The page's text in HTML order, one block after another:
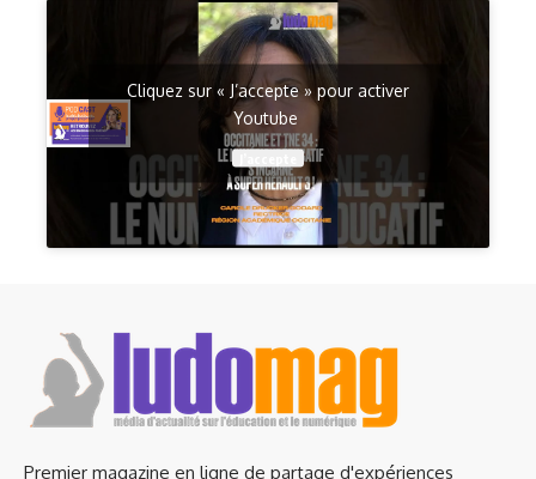
Cliquez sur « J’accepte » pour activer
Youtube
Premier magazine en ligne de partage d'expériences